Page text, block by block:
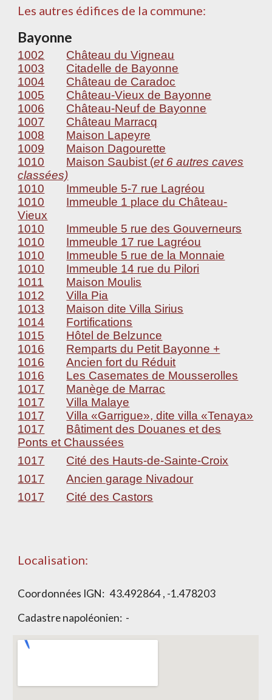
Les autres édifices de la commune:
Bayonne
1002
Château du Vigneau
1003
Citadelle de Bayonne
1004
Château de Caradoc
1005
Château-Vieux de Bayonne
1006
Château-Neuf de Bayonne
1007
Château Marracq
1008
Maison Lapeyre
1009
Maison Dagourette
1010
Maison Saubist (et 6 autres caves
classées)
1010
Immeuble 5-7 rue Lagréou
1010
Immeuble 1 place du Château-
Vieux
1010
Immeuble 5 rue des Gouverneurs
1010
Immeuble 17 rue Lagréou
1010
Immeuble 5 rue de la Monnaie
1010
Immeuble 14 rue du Pilori
1011
Maison Moulis
1012
Villa Pia
1013
Maison dite Villa Sirius
1014
Fortifications
1015
Hôtel de Belzunce
1016
Remparts du Petit Bayonne +
1016
Ancien fort du Réduit
1016
Les Casemates de Mousserolles
1017
Manège de Marrac
1017
Villa Malaye
1017
Villa «Garrigue», dite villa «Tenaya»
1017
Bâtiment des Douanes et des
Ponts et Chaussées
1017
Cité des Hauts-de-Sainte-Croix
1017
Ancien garage Nivadour
1017
Cité des Castors
Localisation:
Coordonnées IGN:43.492864 , -1.478203
Cadastre napoléonien: -